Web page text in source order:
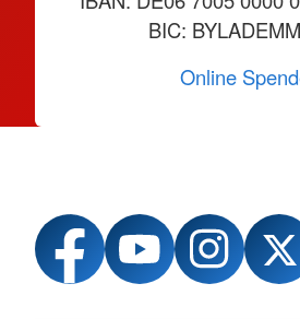
BIC:
Online